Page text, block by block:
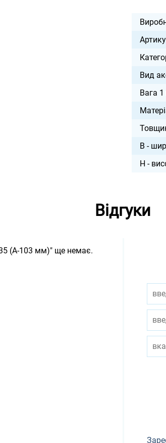
Вид
Вага
B -
H -
Відгуки
35 (А-103 мм)" ще немає.